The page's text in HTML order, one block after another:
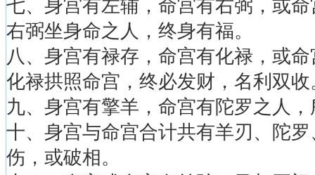
七、身宫有左辅，命宫有右弼，或
右弼坐身命之人，终身有福。
八、身宫有禄存，命宫有化禄，或
化禄拱照命宫，终必发财，名利双收
九、身宫有擎羊，命宫有陀罗之人
十、身宫与命宫合计共有羊刃、陀
伤，或破相。